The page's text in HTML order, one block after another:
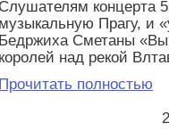
Слушателям концерта
музыкальную Прагу, и
Бедржиха Сметаны
королей над рекой
Прочитать полностью